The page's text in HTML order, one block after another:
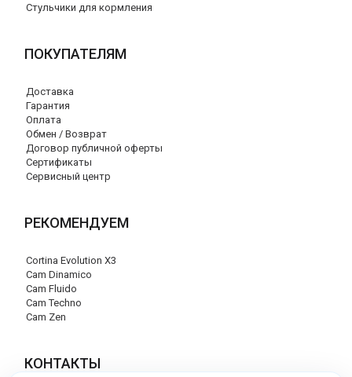
Стульчики для кормления
ПОКУПАТЕЛЯМ
Доставка
Гарантия
Оплата
Обмен / Возврат
Договор публичной оферты
Сертификаты
Сервисный центр
РЕКОМЕНДУЕМ
Cortina Evolution X3
Cam Dinamico
Cam Fluido
Cam Techno
Cam Zen
КОНТАКТЫ